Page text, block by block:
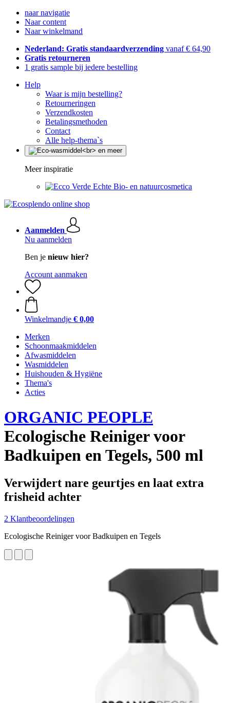
naar navigatie
Naar content
Naar winkelmand
Nederland: Gratis standaardverzending vanaf € 64,90
Gratis retourneren
1 gratis sample bij iedere bestelling
Help
Waar is mijn bestelling?
Retourneringen
Verzendkosten
Betalingsmethoden
Contact
Alle help-thema`s
Meer inspiratie
Echte Bio- en natuurcosmetica
Aanmelden
Nu aanmelden
Ben je nieuw hier?
Account aanmaken
Winkelmandje € 0,00
Merken
Schoonmaakmiddelen
Afwasmiddelen
Wasmiddelen
Huishouden & Hygiëne
Thema's
Acties
ORGANIC PEOPLE
Ecologische Reiniger voor
Badkuipen en Tegels, 500 ml
Verwijdert nare geurtjes en laat extra
frisheid achter
2 Klantbeoordelingen
Ecologische Reiniger voor Badkuipen en Tegels